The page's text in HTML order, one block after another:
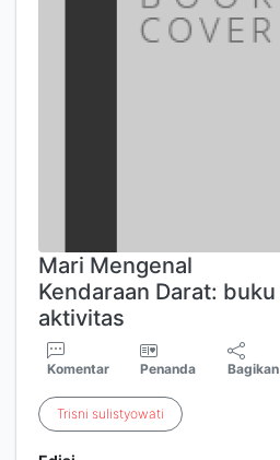
Mari Mengenal
Kendaraan Darat: buku
aktivitas
Komentar Penanda Bagikan
Trisni sulistyowati